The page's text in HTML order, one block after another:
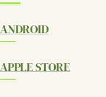
ANDROID
APPLE STORE